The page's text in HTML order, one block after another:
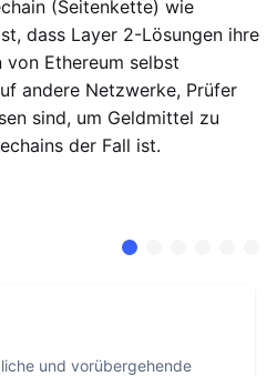
(Seitenkette) wie
dass Layer 2-Lösungen ihre
von Ethereum selbst
andere Netzwerke, Prüfer
sind, um Geldmittel zu
der Fall ist.
und vorübergehende